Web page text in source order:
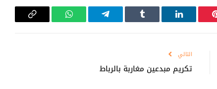
بينتيريستلينكدإن Tumblr تيلقرام واتساب
Copy
التالي
تكريم مبدعين مغاربة بالرباط